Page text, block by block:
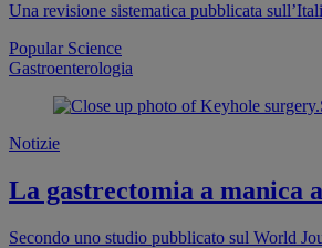
Una revisione sistematica pubblicata
Popular Science
Gastroenterologia
Notizie
La gastrectomia a manica
Secondo uno studio pubblicato sul World